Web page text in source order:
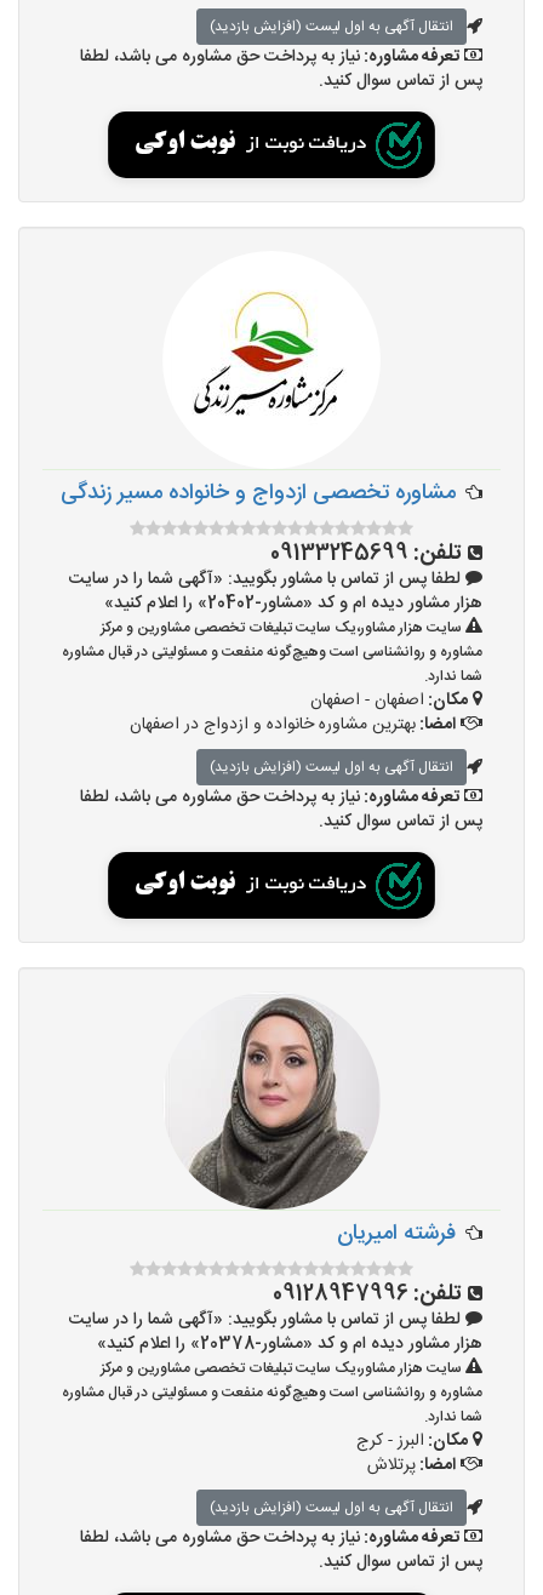
انتقال آگهی به اول لیست (افزایش بازدید)
تعرفه مشاوره:نیاز به پرداخت حق مشاوره می باشد، لطفا
پس از تماس سوال کنید.
مشاوره تخصصی ازدواج و خانواده مسیر زندگی
تلفن: 09133245699
لطفا پس از تماس با مشاور بگویید: «آگهی شما را در سایت
هزار مشاور دیده ام و کد «مشاور-20402» را اعلام کنید»
سایت هزار مشاور،یک سایت تبلیغات تخصصی مشاورین و مرکز
مشاوره و روانشناسی است وهیچ‌گونه منفعت و مسئولیتی در قبال مشاوره
شما ندارد.
مکان: اصفهان - اصفهان
امضا:بهترین مشاوره خانواده و ازدواج در اصفهان
انتقال آگهی به اول لیست (افزایش بازدید)
تعرفه مشاوره:نیاز به پرداخت حق مشاوره می باشد، لطفا
پس از تماس سوال کنید.
فرشته امیریان
تلفن: 09128947996
لطفا پس از تماس با مشاور بگویید: «آگهی شما را در سایت
هزار مشاور دیده ام و کد «مشاور-20378» را اعلام کنید»
سایت هزار مشاور،یک سایت تبلیغات تخصصی مشاورین و مرکز
مشاوره و روانشناسی است وهیچ‌گونه منفعت و مسئولیتی در قبال مشاوره
شما ندارد.
مکان: البرز - کرج
امضا:پرتلاش
انتقال آگهی به اول لیست (افزایش بازدید)
تعرفه مشاوره:نیاز به پرداخت حق مشاوره می باشد، لطفا
پس از تماس سوال کنید.